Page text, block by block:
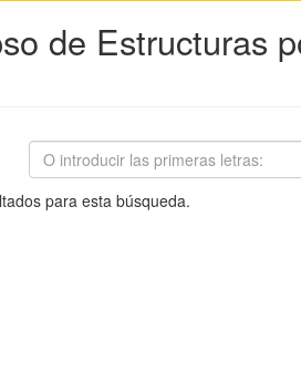
de Estructuras
para esta búsqueda.